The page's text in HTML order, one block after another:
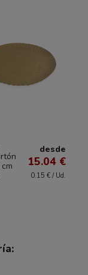
desde
15.04 €
0.15 € / Ud.